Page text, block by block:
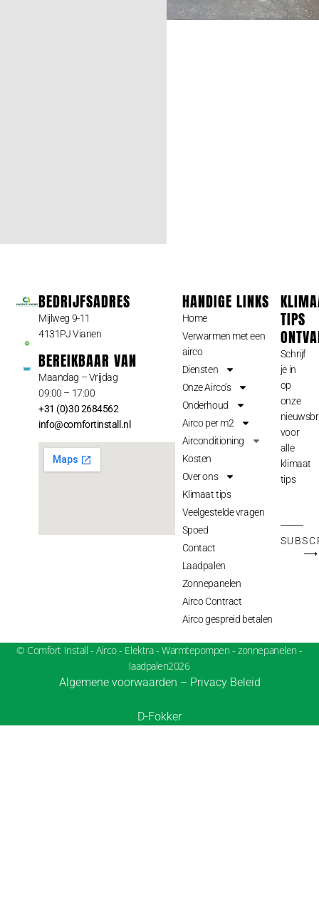
BEDRIJFSADRES
Mijlweg 9-11
4131PJ Vianen
BEREIKBAAR VAN
Maandag – Vrijdag
09:00 – 17:00
+31 (0)30 2684562
info@comfortinstall.nl
HANDIGE LINKS
Home
Verwarmen met een
airco
Diensten
Onze Airco’s
Onderhoud
Airco per m2
Airconditioning
Kosten
Over ons
Klimaat tips
Veelgestelde vragen
Spoed
Contact
Laadpalen
Zonnepanelen
Airco Contract
Airco gespreid betalen
TIPS
Schrijf
je in
op
onze
voor
alle
klimaat
tips
⟶
© Comfort Install - Airco - Elektra - Warmtepompen - zonnepanelen -
laadpalen2026
Algemene voorwaarden – Privacy Beleid
D-Fokker